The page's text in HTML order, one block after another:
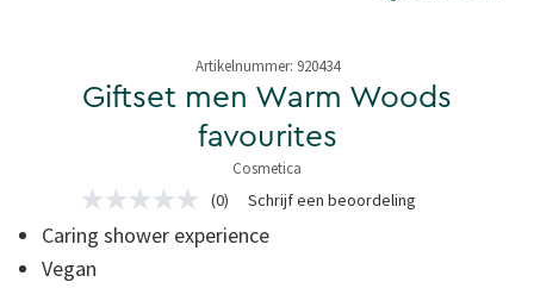
Artikelnummer: 920434
Giftset men Warm Woods
favourites
Cosmetica
4,1 van 5 sterren
Geen
scorewaarde
Dezelfde
paginalink.
(0) Schrijf een beoordeling
Caring shower experience
Vegan